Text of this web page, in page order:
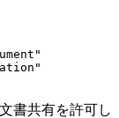
書共有を許可し